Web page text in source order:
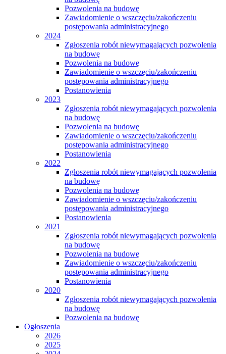
Pozwolenia na budowę
Zawiadomienie o wszczęciu/zakończeniu
postępowania administracyjnego
2024
Zgłoszenia robót niewymagających pozwolenia
na budowę
Pozwolenia na budowę
Zawiadomienie o wszczęciu/zakończeniu
postępowania administracyjnego
Postanowienia
2023
Zgłoszenia robót niewymagających pozwolenia
na budowę
Pozwolenia na budowę
Zawiadomienie o wszczęciu/zakończeniu
postępowania administracyjnego
Postanowienia
2022
Zgłoszenia robót niewymagających pozwolenia
na budowę
Pozwolenia na budowę
Zawiadomienie o wszczęciu/zakończeniu
postępowania administracyjnego
Postanowienia
2021
Zgłoszenia robót niewymagających pozwolenia
na budowę
Pozwolenia na budowę
Zawiadomienie o wszczęciu/zakończeniu
postępowania administracyjnego
Postanowienia
2020
Zgłoszenia robót niewymagających pozwolenia
na budowę
Pozwolenia na budowę
Ogłoszenia
2026
2025